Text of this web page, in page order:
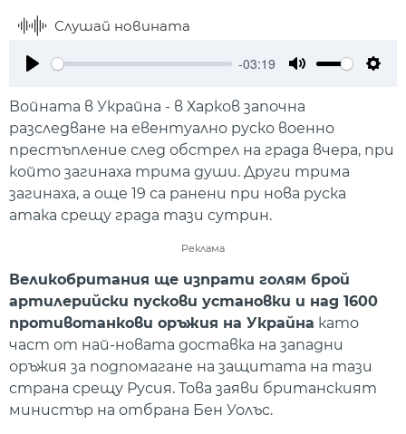
Слушай новината
-03:19
Войната в Украйна - в Харков започна
разследване на евентуално руско военно
престъпление след обстрел на града вчера, при
който загинаха трима души. Други трима
загинаха, а още 19 са ранени при нова руска
атака срещу града тази сутрин.
Реклама
Великобритания ще изпрати голям брой
артилерийски пускови установки и над 1600
противотанкови оръжия на Украйна като
част от най-новата доставка на западни
оръжия за подпомагане на защитата на тази
страна срещу Русия. Това заяви британският
министър на отбрана Бен Уолъс.